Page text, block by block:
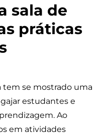
sala de
práticas
tem se mostrado uma
estudantes e
Ao
em atividades